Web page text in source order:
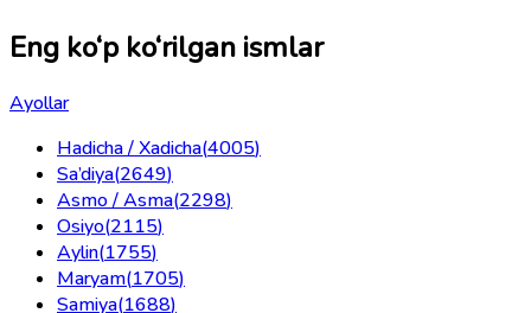
Eng ko‘p ko‘rilgan ismlar
Ayollar
Hadicha / Xadicha(4005)
Sa’diya(2649)
Asmo / Asma(2298)
Osiyo(2115)
Aylin(1755)
Maryam(1705)
Samiya(1688)